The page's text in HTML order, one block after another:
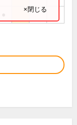
×閉じる